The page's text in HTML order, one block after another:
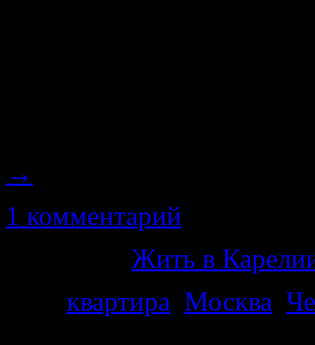
→
1 комментарий
Жить в
квартира Москва